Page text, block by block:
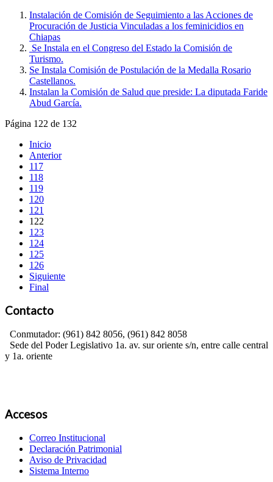
Instalación de Comisión de Seguimiento a las Acciones de
Procuración de Justicia Vinculadas a los feminicidios en
Chiapas
Se Instala en el Congreso del Estado la Comisión de
Turismo.
Se Instala Comisión de Postulación de la Medalla Rosario
Castellanos.
Instalan la Comisión de Salud que preside: La diputada Faride
Abud García.
Página 122 de 132
Inicio
Anterior
117
118
119
120
121
122
123
124
125
126
Siguiente
Final
Contacto
Conmutador: (961) 842 8056, (961) 842 8058
Sede del Poder Legislativo 1a. av. sur oriente s/n, entre calle central
y 1a. oriente
Accesos
Correo Institucional
Declaración Patrimonial
Aviso de Privacidad
Sistema Interno